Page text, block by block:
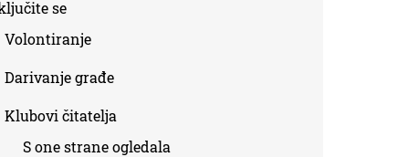
se
Volontiranje
Darivanje građe
Klubovi čitatelja
S one strane ogledala